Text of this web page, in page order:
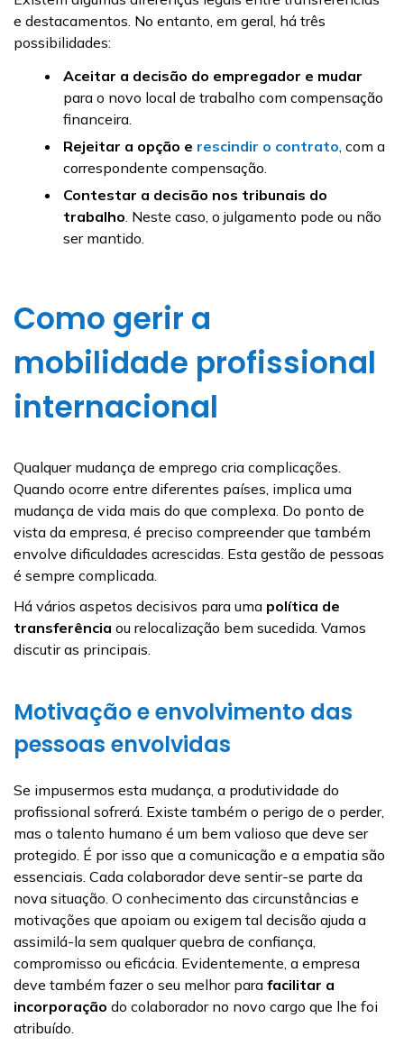
e destacamentos. No entanto, em geral, há três
possibilidades:
Aceitar a decisão do empregador e mudar
para o novo local de trabalho com compensação
financeira.
Rejeitar a opção e rescindir o contrato, com a
correspondente compensação.
Contestar a decisão nos tribunais do
trabalho. Neste caso, o julgamento pode ou não
ser mantido.
Como gerir a
mobilidade profissional
internacional
Qualquer mudança de emprego cria complicações.
Quando ocorre entre diferentes países, implica uma
mudança de vida mais do que complexa. Do ponto de
vista da empresa, é preciso compreender que também
envolve dificuldades acrescidas. Esta gestão de pessoas
é sempre complicada.
Há vários aspetos decisivos para uma política de
transferência ou relocalização bem sucedida. Vamos
discutir as principais.
Motivação e envolvimento das
pessoas envolvidas
Se impusermos esta mudança, a produtividade do
profissional sofrerá. Existe também o perigo de o perder,
mas o talento humano é um bem valioso que deve ser
protegido. É por isso que a comunicação e a empatia são
essenciais. Cada colaborador deve sentir-se parte da
nova situação. O conhecimento das circunstâncias e
motivações que apoiam ou exigem tal decisão ajuda a
assimilá-la sem qualquer quebra de confiança,
compromisso ou eficácia. Evidentemente, a empresa
deve também fazer o seu melhor para facilitar a
incorporação do colaborador no novo cargo que lhe foi
atribuído.